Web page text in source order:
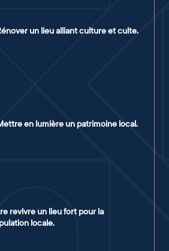
un lieu alliant culture et culte.
en lumière un patrimoine local.
revivre un lieu fort pour la
locale.